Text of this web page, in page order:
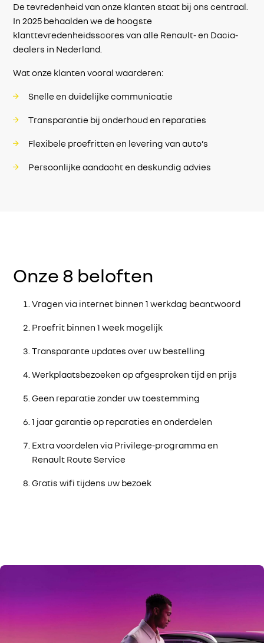
De tevredenheid van onze klanten staat bij ons centraal.
In 2025 behaalden we de hoogste
klanttevredenheidsscores van alle Renault- en Dacia-
dealers in Nederland.
Wat onze klanten vooral waarderen:
Snelle en duidelijke communicatie
Transparantie bij onderhoud en reparaties
Flexibele proefritten en levering van auto’s
Persoonlijke aandacht en deskundig advies
Onze 8 beloften
Vragen via internet binnen 1 werkdag beantwoord
Proefrit binnen 1 week mogelijk
Transparante updates over uw bestelling
Werkplaatsbezoeken op afgesproken tijd en prijs
Geen reparatie zonder uw toestemming
1 jaar garantie op reparaties en onderdelen
Extra voordelen via Privilege-programma en
Renault Route Service
Gratis wifi tijdens uw bezoek